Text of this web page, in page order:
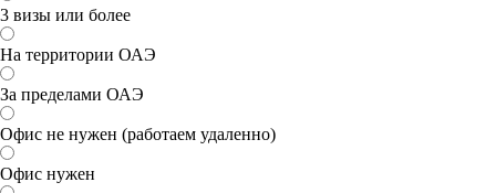
3 визы или более
На территории ОАЭ
За пределами ОАЭ
Офис не нужен (работаем удаленно)
Офис нужен